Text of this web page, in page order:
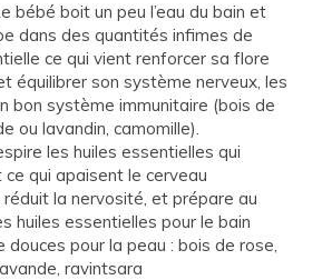
bébé boit un peu l’eau du bain et
dans des quantités infimes de
ce qui vient renforcer sa flore
équilibrer son système nerveux, les
bon système immunitaire (bois de
ou lavandin, camomille).
les huiles essentielles qui
ce qui apaisent le cerveau
réduit la nervosité, et prépare au
huiles essentielles pour le bain
douces pour la peau : bois de rose,
ravintsara